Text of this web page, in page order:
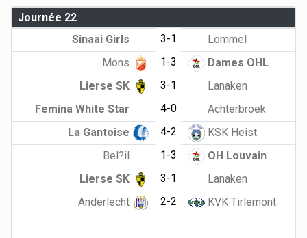
Journée 22
Sinaai Girls
3-1
Lommel
Mons
1-3
Dames OHL
Lierse SK
3-1
Lanaken
Femina White Star
4-0
Achterbroek
La Gantoise
4-2
KSK Heist
Bel?il
1-3
OH Louvain
Lierse SK
3-1
Lanaken
Anderlecht
2-2 KVK Tirlemont